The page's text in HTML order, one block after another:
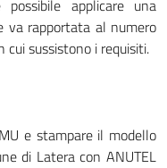
applicare una
va rapportata al numero
cui sussistono i requisiti.
e stampare il modello
di Latera con ANUTEL